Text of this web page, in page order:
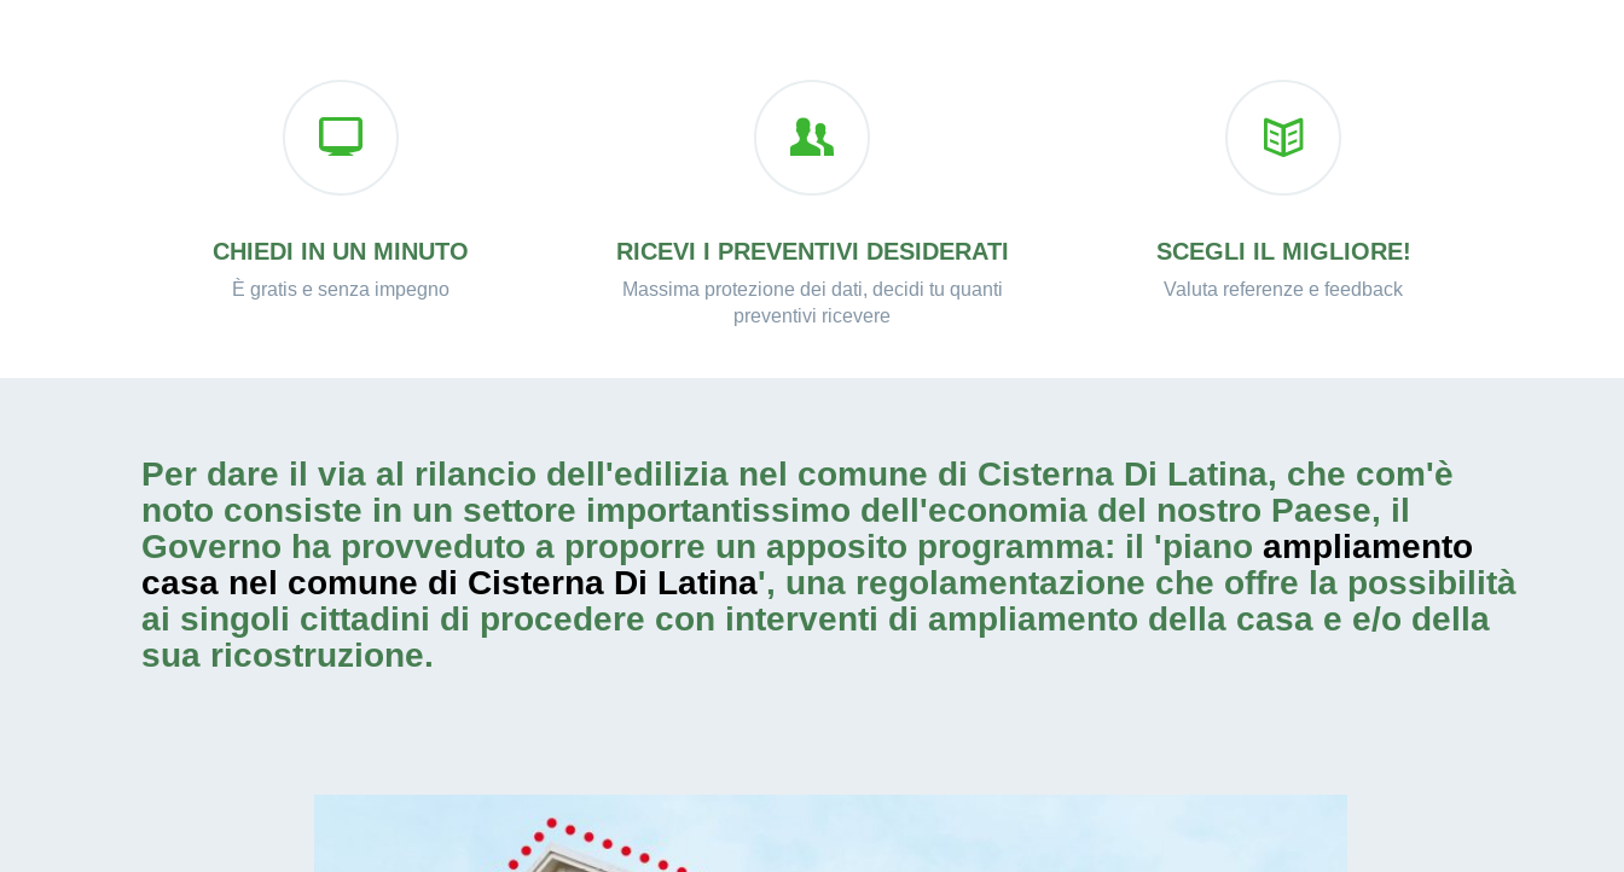
CHIEDI IN UN MINUTO
È gratis e senza impegno
RICEVI I PREVENTIVI DESIDERATI
Massima protezione dei dati, decidi tu quanti
preventivi ricevere
SCEGLI IL MIGLIORE!
Valuta referenze e feedback
Per dare il via al rilancio dell'edilizia nel comune di Cisterna Di Latina, che com'è
noto consiste in un settore importantissimo dell'economia del nostro Paese, il
Governo ha provveduto a proporre un apposito programma: il 'piano ampliamento
casa nel comune di Cisterna Di Latina', una regolamentazione che offre la possibilità
ai singoli cittadini di procedere con interventi di ampliamento della casa e e/o della
sua ricostruzione.